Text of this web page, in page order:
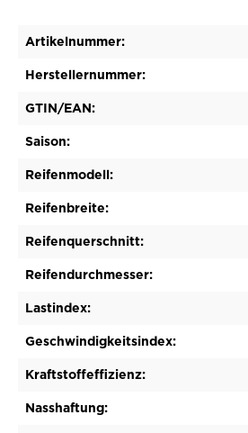
Artikelnummer:
Herstellernummer:
GTIN/EAN:
Saison:
Reifenmodell:
Reifenbreite:
Reifenquerschnitt:
Reifendurchmesser:
Lastindex:
Geschwindigkeitsindex:
Kraftstoffeffizienz:
Nasshaftung: